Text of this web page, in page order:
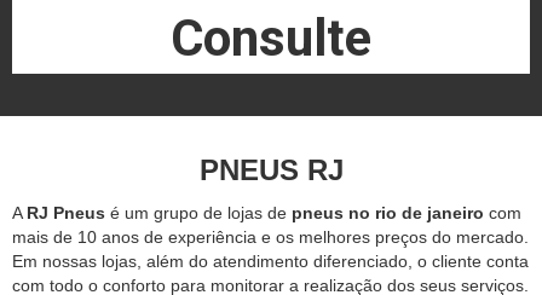
Consulte
PNEUS RJ
A RJ Pneus é um grupo de lojas de pneus no rio de janeiro com
mais de 10 anos de experiência e os melhores preços do mercado.
Em nossas lojas, além do atendimento diferenciado, o cliente conta
com todo o conforto para monitorar a realização dos seus serviços.